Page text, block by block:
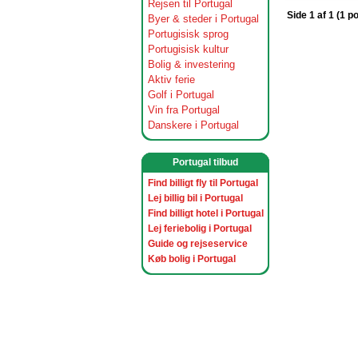
Rejsen til Portugal
Byer & steder i Portugal
Portugisisk sprog
Portugisisk kultur
Bolig & investering
Aktiv ferie
Golf i Portugal
Vin fra Portugal
Danskere i Portugal
Portugal tilbud
Find billigt fly til Portugal
Lej billig bil i Portugal
Find billigt hotel i Portugal
Lej feriebolig i Portugal
Guide og rejseservice
Køb bolig i Portugal
Side 1 af 1 (1